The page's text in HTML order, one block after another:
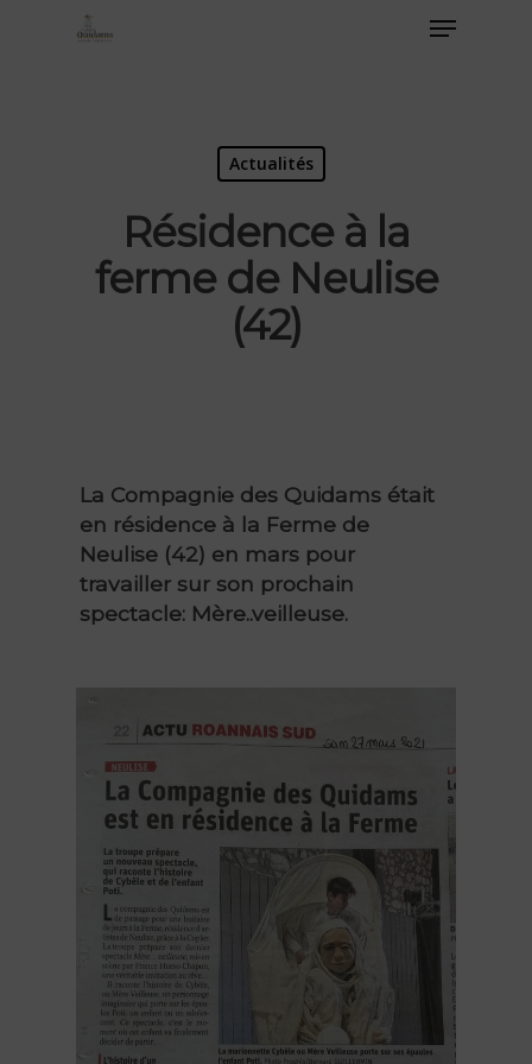
Actualités
Résidence à la
ferme de Neulise
(42)
La Compagnie des Quidams était
en résidence à la Ferme de
Neulise (42) en mars pour
travailler sur son prochain
spectacle: Mère..veilleuse.